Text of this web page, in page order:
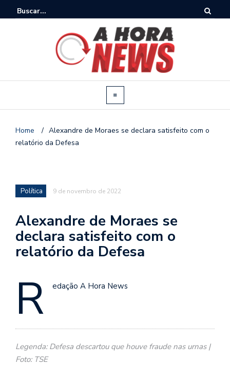
Home / Alexandre de Moraes se declara satisfeito com o
relatório da Defesa
Política 9 de novembro de 2022
Alexandre de Moraes se
declara satisfeito com o
relatório da Defesa
R edação A Hora News
Legenda: Defesa descartou que houve fraude nas urnas |
Foto: TSE